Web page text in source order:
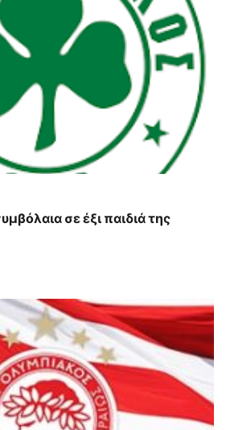
σε έξι παιδιά της